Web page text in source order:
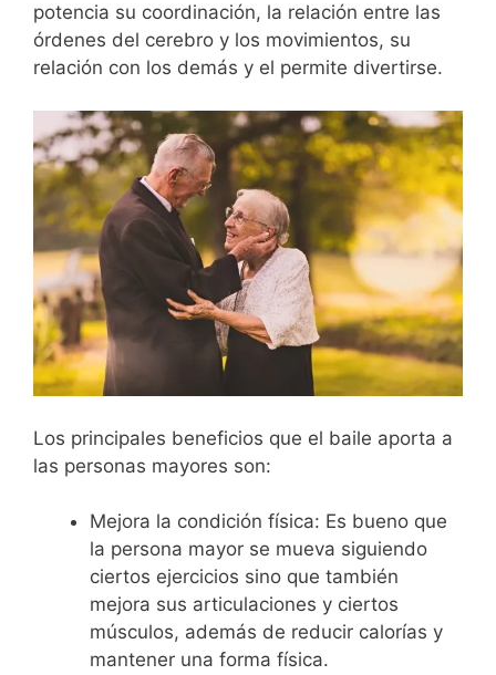
potencia su coordinación, la relación entre las
órdenes del cerebro y los movimientos, su
relación con los demás y el permite divertirse.
Los principales beneficios que el baile aporta a
las personas mayores son:
Mejora la condición física: Es bueno que
la persona mayor se mueva siguiendo
ciertos ejercicios sino que también
mejora sus articulaciones y ciertos
músculos, además de reducir calorías y
mantener una forma física.